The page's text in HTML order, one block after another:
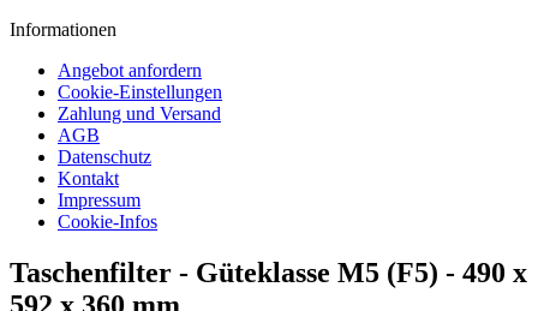
Informationen
Angebot anfordern
Cookie-Einstellungen
Zahlung und Versand
AGB
Datenschutz
Kontakt
Impressum
Cookie-Infos
Taschenfilter - Güteklasse M5 (F5) - 490 x